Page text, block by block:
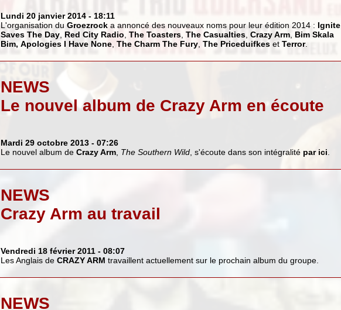
Lundi 20 janvier 2014 - 18:11
L'organisation du Groezrocka annoncé des nouveaux noms pour leur édition 2014 : Ignite,
Saves The Day, Red City Radio The Toasters, The Casualties, Crazy Arm, Bim Skala
Bim, Apologies I Have None, The Charm The Fury, The Priceduifkeset Terror.
NEWS
Le nouvel album de Crazy Arm en écoute
Mardi 29 octobre 2013 - 07:26
Le nouvel album de Crazy Arm, The Southern Wild, s'écoute dans son intégralité par ici
NEWS
Crazy Arm au travail
Vendredi 18 février 2011 - 08:07
Les Anglais de CRAZY ARM travaillent actuellement sur le prochain album du groupe.
NEWS